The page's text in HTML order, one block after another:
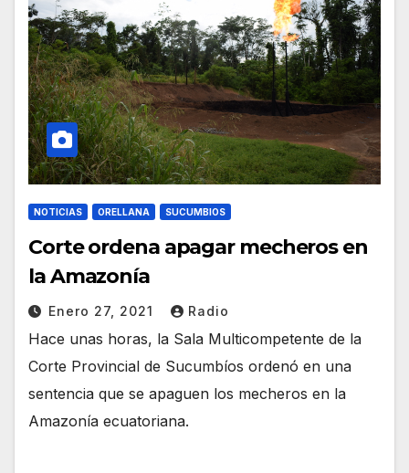
NOTICIAS ORELLANA SUCUMBIOS
Corte ordena apagar mecheros en
la Amazonía
Enero 27, 2021 Radio
Hace unas horas, la Sala Multicompetente de la
Corte Provincial de Sucumbíos ordenó en una
sentencia que se apaguen los mecheros en la
Amazonía ecuatoriana.